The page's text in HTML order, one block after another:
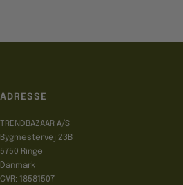
ADRESSE
TRENDBAZAAR A/S
Bygmestervej 23B
5750 Ringe
Danmark
CVR: 18581507